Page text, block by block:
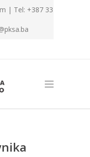
| Tel: +387 33